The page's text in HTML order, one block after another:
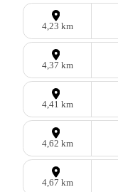
4,23 km
4,37 km
4,41 km
4,62 km
4,67 km